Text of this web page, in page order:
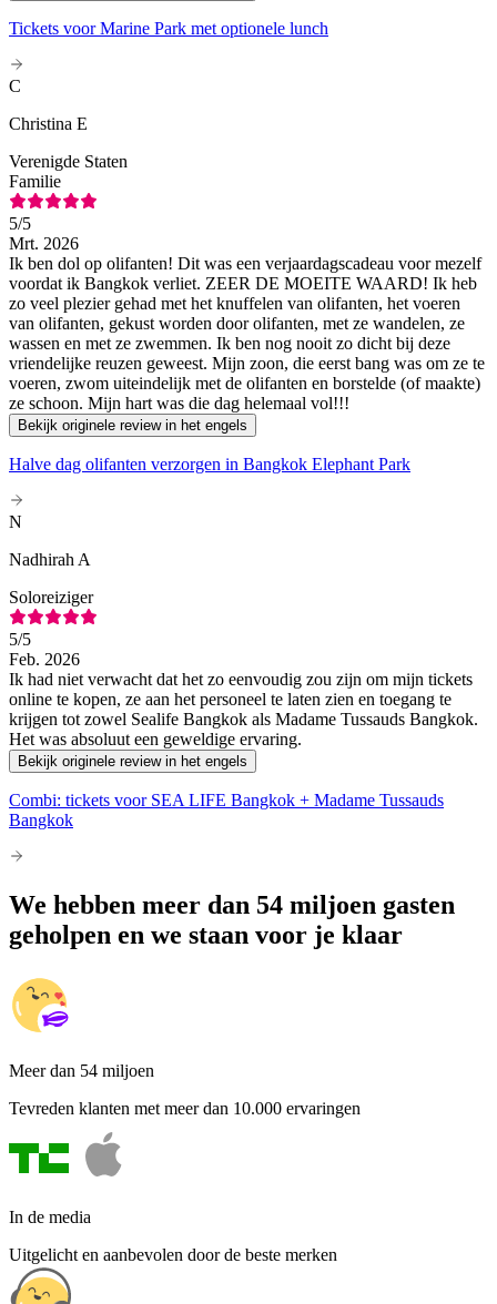
Tickets voor Marine Park met optionele lunch
C
Christina E
Verenigde Staten
Familie
5/5
Mrt. 2026
Ik ben dol op olifanten! Dit was een verjaardagscadeau voor mezelf
voordat ik Bangkok verliet. ZEER DE MOEITE WAARD! Ik heb
zo veel plezier gehad met het knuffelen van olifanten, het voeren
van olifanten, gekust worden door olifanten, met ze wandelen, ze
wassen en met ze zwemmen. Ik ben nog nooit zo dicht bij deze
vriendelijke reuzen geweest. Mijn zoon, die eerst bang was om ze te
voeren, zwom uiteindelijk met de olifanten en borstelde (of maakte)
ze schoon. Mijn hart was die dag helemaal vol!!!
Bekijk originele review in het engels
Halve dag olifanten verzorgen in Bangkok Elephant Park
N
Nadhirah A
Soloreiziger
5/5
Feb. 2026
Ik had niet verwacht dat het zo eenvoudig zou zijn om mijn tickets
online te kopen, ze aan het personeel te laten zien en toegang te
krijgen tot zowel Sealife Bangkok als Madame Tussauds Bangkok.
Het was absoluut een geweldige ervaring.
Bekijk originele review in het engels
Combi: tickets voor SEA LIFE Bangkok + Madame Tussauds
Bangkok
We hebben meer dan 54 miljoen gasten
geholpen en we staan voor je klaar
Meer dan 54 miljoen
Tevreden klanten met meer dan 10.000 ervaringen
In de media
Uitgelicht en aanbevolen door de beste merken